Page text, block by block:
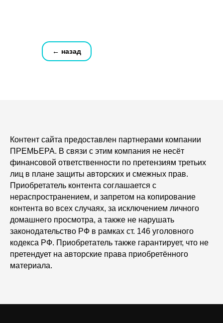
← назад
Контент сайта предоставлен партнерами компании
ПРЕМЬЕРА. В связи с этим компания не несёт
финансовой ответственности по претензиям третьих
лиц в плане защиты авторских и смежных прав.
Приобретатель контента соглашается с
нераспространением, и запретом на копирование
контента во всех случаях, за исключением личного
домашнего просмотра, а также не нарушать
законодательство РФ в рамках ст. 146 уголовного
кодекса РФ. Приобретатель также гарантирует, что не
претендует на авторские права приобретённого
материала.